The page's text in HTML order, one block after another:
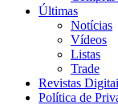
Últimas
Notícias
Vídeos
Listas
Trade
Revistas
Política de